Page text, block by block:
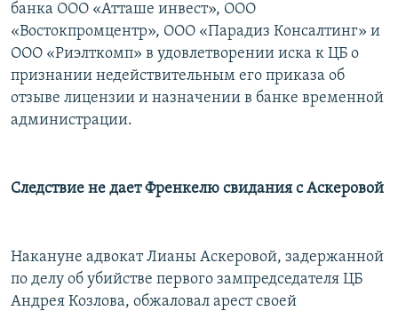
банка ООО «Атташе инвест», ООО
«Востокпромцентр», ООО «Парадиз Консалтинг» и
ООО «Риэлткомп» в удовлетворении иска к ЦБ о
признании недействительным его приказа об
отзыве лицензии и назначении в банке временной
администрации.
Следствие не дает Френкелю свидания с Аскеровой
Накануне адвокат Лианы Аскеровой, задержанной
по делу об убийстве первого зампредседателя ЦБ
Андрея Козлова, обжаловал арест своей